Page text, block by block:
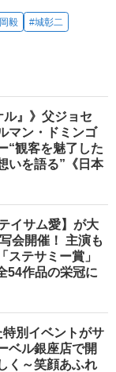
毅
#城彰二
ル』》父ジョセ
マン・ドミンゴ
“観客を魅了した
いを語る”《日本
イサム愛】が大
会開催！ 主演も
ステサミー賞」
54作品の栄冠に
別イベントがサ
ベル銀座店で開
く～笑顔あふれ